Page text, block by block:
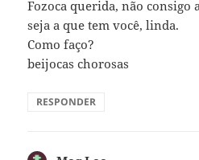
Fozoca querida, não
seja a que tem você, linda.
Como faço?
beijocas chorosas
RESPONDER